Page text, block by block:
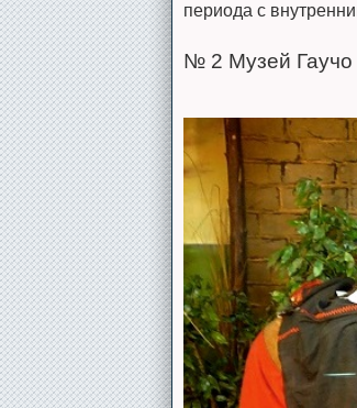
периода с
№ 2 Музей Гаучо